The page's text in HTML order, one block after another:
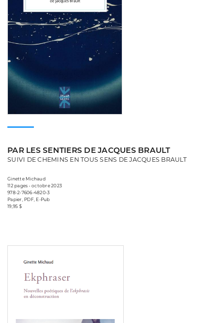
PAR LES SENTIERS DE JACQUES BRAULT
SUIVI DE CHEMINS EN TOUS SENS DE JACQUES BRAULT
Ginette Michaud
112 pages • octobre 2023
978-2-7606-4820-3
Papier, PDF, E-Pub
19,95 $